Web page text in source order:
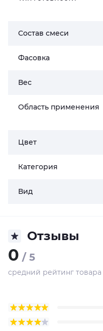
Состав смеси
Фасовка
Вес
Область применения
Цвет
Категория
Вид
Отзывы
0 / 5
средний рейтинг товара